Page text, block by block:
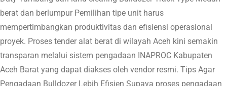
berat dan berlumpur Pemilihan tipe unit harus
mempertimbangkan produktivitas dan efisiensi operasional
proyek. Proses tender alat berat di wilayah Aceh kini semakin
transparan melalui sistem pengadaan INAPROC Kabupaten
Aceh Barat yang dapat diakses oleh vendor resmi. Tips Agar
Pengadaan Bulldozer Lebih Efisien Supaya proses pengadaan